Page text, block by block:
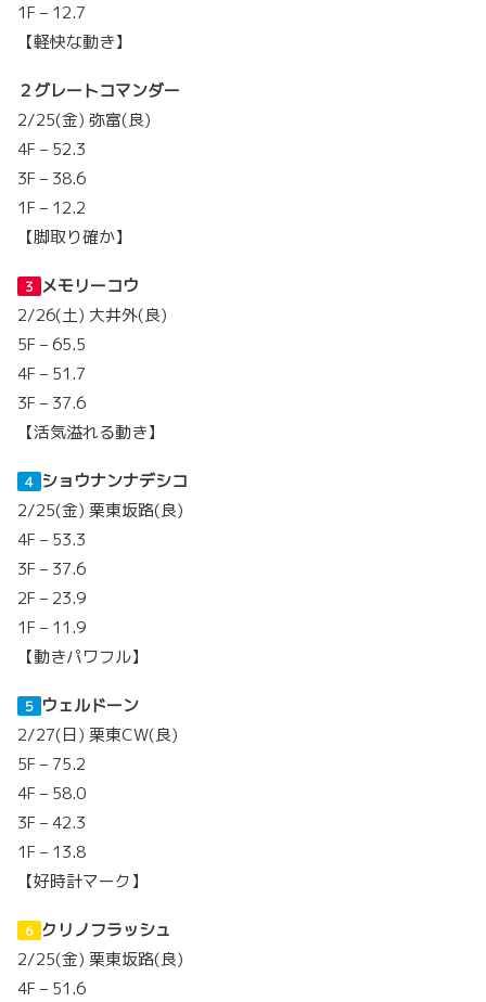
1F – 12.7
【軽快な動き】
２グレートコマンダー
2/25(金) 弥富(良)
4F – 52.3
3F – 38.6
1F – 12.2
【脚取り確か】
３ メモリーコウ
2/26(土) 大井外(良)
5F – 65.5
4F – 51.7
3F – 37.6
【活気溢れる動き】
４ ショウナンナデシコ
2/25(金) 栗東坂路(良)
4F – 53.3
3F – 37.6
2F – 23.9
1F – 11.9
【動きパワフル】
５ ウェルドーン
2/27(日) 栗東CW(良)
5F – 75.2
4F – 58.0
3F – 42.3
1F – 13.8
【好時計マーク】
６ クリノフラッシュ
2/25(金) 栗東坂路(良)
4F – 51.6